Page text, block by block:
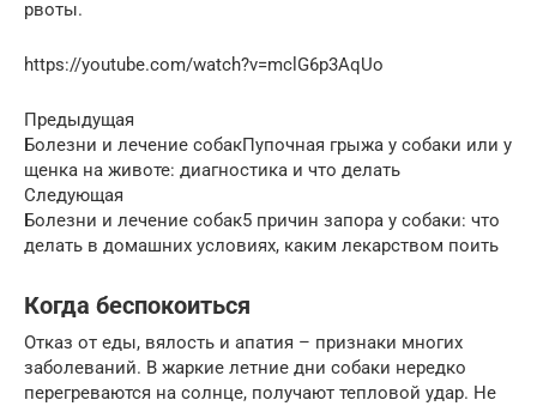
рвоты.
https://youtube.com/watch?v=mclG6p3AqUo
Предыдущая
Болезни и лечение собакПупочная грыжа у собаки или у
щенка на животе: диагностика и что делать
Следующая
Болезни и лечение собак5 причин запора у собаки: что
делать в домашних условиях, каким лекарством поить
Когда беспокоиться
Отказ от еды, вялость и апатия – признаки многих
заболеваний. В жаркие летние дни собаки нередко
перегреваются на солнце, получают тепловой удар. Не